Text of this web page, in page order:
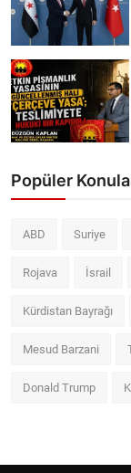
Popüler
ABD Suriye
Rojava İsrail
Kürdistan Bayrağı
Mesud Barzani
Donald Trump